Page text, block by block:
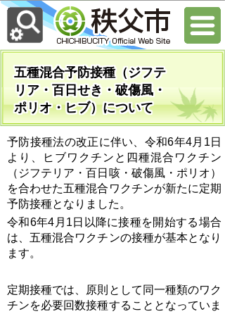
五種混合予防接種（ジフテ
リア・百日せき・破傷風・
ポリオ・ヒブ）について
予防接種法の改正に伴い、令和6年4月1日
より、ヒブワクチンと四種混合ワクチン
（ジフテリア・百日咳・破傷風・ポリオ）
を合わせた五種混合ワクチンが新たに定期
予防接種となりました。
令和6年4月1日以降に接種を開始する場合
は、五種混合ワクチンの接種が基本となり
ます。
定期接種では、原則として同一種類のワク
チンを必要回数接種することとなっていま